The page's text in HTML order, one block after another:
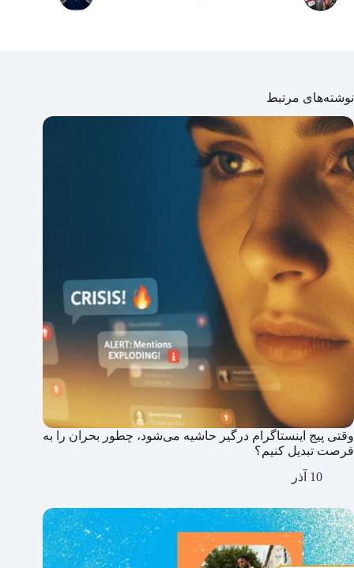
نوشته‌های مرتبط
وقتی پیج اینستاگرام درگیر حاشیه می‌شود، چطور بحران را به
فرصت تبدیل کنیم؟
10 آذر